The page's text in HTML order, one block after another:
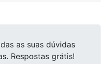
as suas dúvidas
Respostas grátis!